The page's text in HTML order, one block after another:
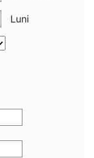
Luni